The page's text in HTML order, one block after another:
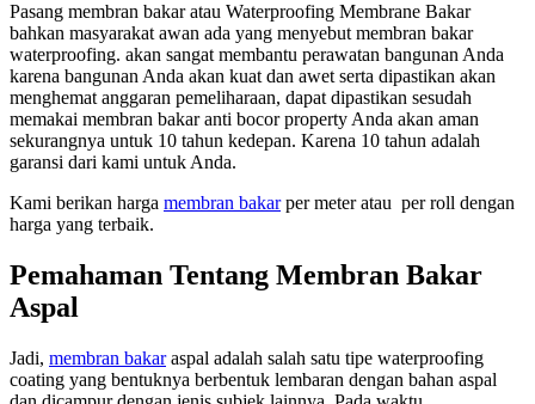
Pasang membran bakar atau Waterproofing Membrane Bakar
bahkan masyarakat awan ada yang menyebut membran bakar
waterproofing. akan sangat membantu perawatan bangunan Anda
karena bangunan Anda akan kuat dan awet serta dipastikan akan
menghemat anggaran pemeliharaan, dapat dipastikan sesudah
memakai membran bakar anti bocor property Anda akan aman
sekurangnya untuk 10 tahun kedepan. Karena 10 tahun adalah
garansi dari kami untuk Anda.
Kami berikan harga membran bakarper meter atau per roll dengan
harga yang terbaik.
Pemahaman Tentang Membran Bakar
Aspal
Jadi, membran bakaraspal adalah salah satu tipe waterproofing
coating yang bentuknya berbentuk lembaran dengan bahan aspal